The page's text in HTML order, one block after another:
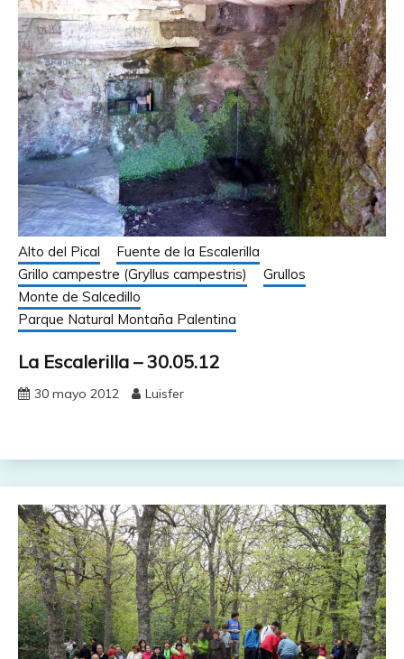
Alto del Pical
Fuente de la Escalerilla
Grillo campestre (Gryllus campestris)
Grullos
Monte de Salcedillo
Parque Natural Montaña Palentina
La Escalerilla – 30.05.12
30 mayo 2012 Luisfer